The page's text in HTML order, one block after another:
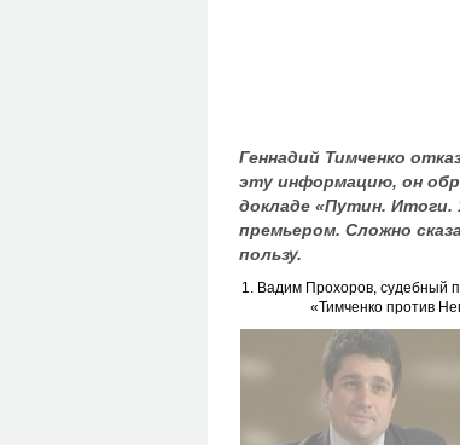
Геннадий Тимченко
эту информацию, он
докладе «Путин. Итоги.
премьером. Сложно
пользу.
1. Вадим Прохоров, судебный
«Тимченко против